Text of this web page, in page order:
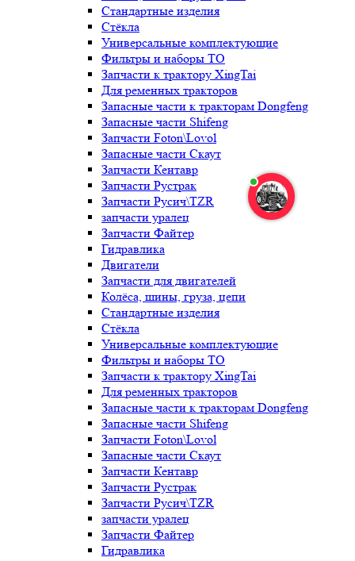
Стандартные изделия
Стёкла
Универсальные комплектующие
Фильтры и наборы ТО
Запчасти к трактору XingTai
Для ременных тракторов
Запасные части к тракторам Dongfeng
Запасные части Shifeng
Запчасти Foton\Lovol
Запасные части Скаут
Запчасти Кентавр
Запчасти Рустрак
Запчасти Русич\TZR
запчасти уралец
Запчасти Файтер
Гидравлика
Двигатели
Запчасти для двигателей
Колёса, шины, груза, цепи
Стандартные изделия
Стёкла
Универсальные комплектующие
Фильтры и наборы ТО
Запчасти к трактору XingTai
Для ременных тракторов
Запасные части к тракторам Dongfeng
Запасные части Shifeng
Запчасти Foton\Lovol
Запасные части Скаут
Запчасти Кентавр
Запчасти Рустрак
Запчасти Русич\TZR
запчасти уралец
Запчасти Файтер
Гидравлика